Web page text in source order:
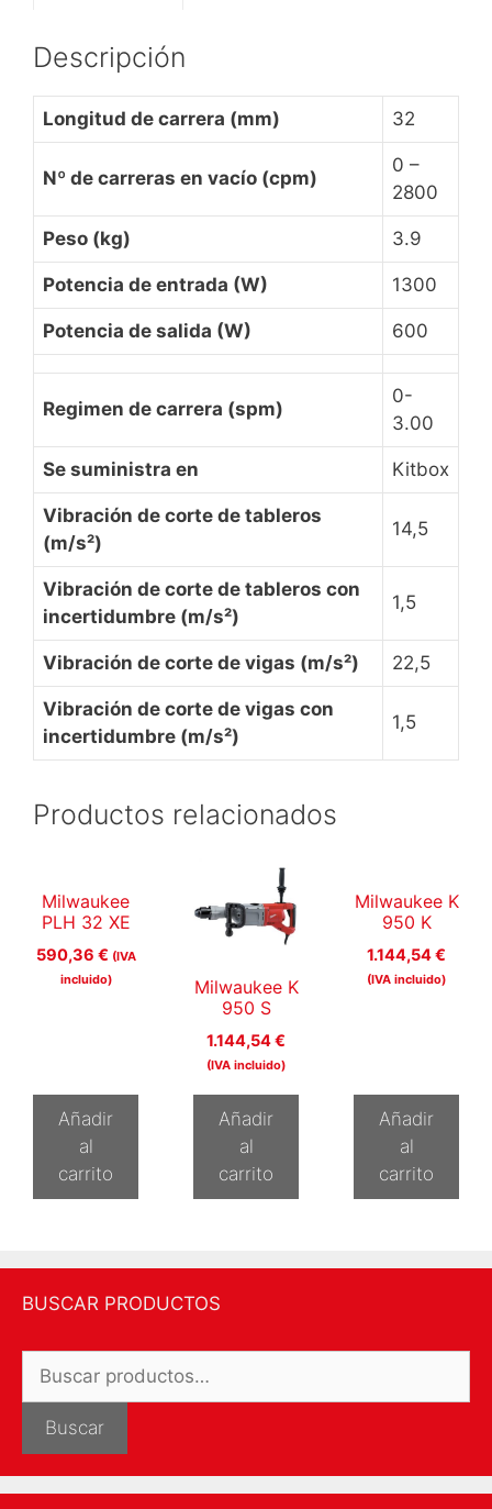
Descripción
Longitud de carrera (mm) 32
Nº de carreras en vacío (cpm)
0 –
2800
Peso (kg) 3.9
Potencia de entrada (W) 1300
Potencia de salida (W) 600
Regimen de carrera (spm)
0-
3.00
Se suministra en Kitbox
Vibración de corte de tableros
(m/s²)
14,5
Vibración de corte de tableros con
incertidumbre (m/s²)
1,5
Vibración de corte de vigas (m/s²) 22,5
Vibración de corte de vigas con
incertidumbre (m/s²)
1,5
Productos relacionados
Milwaukee
PLH 32 XE
590,36 € (IVA
incluido)
Añadir
al
carrito
Milwaukee K
950 S
1.144,54€
(IVA incluido)
Añadir
al
carrito
Milwaukee K
950 K
1.144,54€
(IVA incluido)
Añadir
al
carrito
BUSCAR PRODUCTOS
por:
Buscar